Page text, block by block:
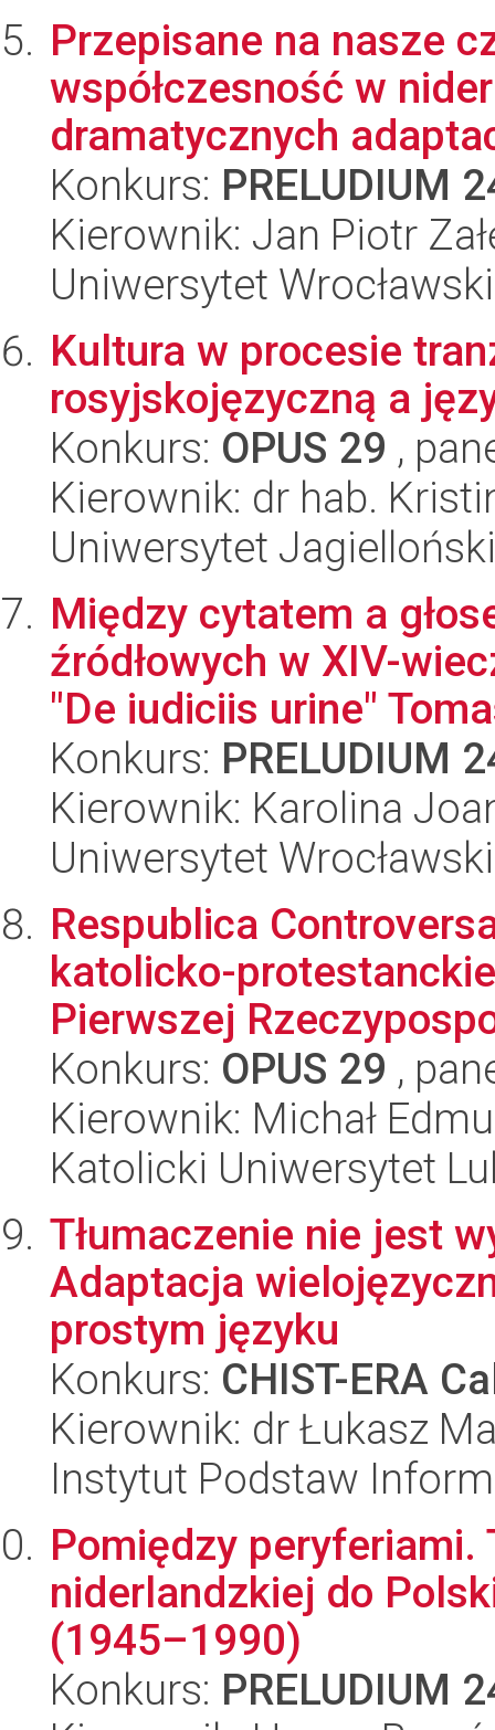
Przepisane na nasze
współczesność w
dramatycznych
Konkurs: PRELUDIUM
Kierownik: Jan Piotr
Uniwersytet Wrocławski
Kultura w procesie
rosyjskojęzyczną a
Konkurs: OPUS 29 ,
Kierownik: dr hab.
Uniwersytet Jagielloński
Między cytatem a
źródłowych w XIV-
"De iudiciis urine"
Konkurs: PRELUDIUM
Kierownik: Karolina
Uniwersytet Wrocławski
Respublica
katolicko-
Pierwszej
Konkurs: OPUS 29 ,
Kierownik: Michał
Katolicki Uniwersytet
Tłumaczenie nie jest
Adaptacja
prostym języku
Konkurs: CHIST-ERA
Kierownik: dr Łukasz
Instytut Podstaw
Pomiędzy peryferiami.
niderlandzkiej do
(1945–1990)
Konkurs: PRELUDIUM